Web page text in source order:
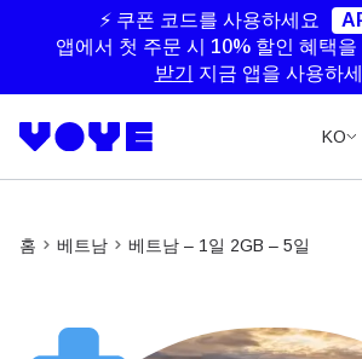
⚡ 쿠폰 코드를 사용하세요
앱에서 첫 주문 시 10% 할인 혜택을
받기
지금 앱을 사용하
KO
홈 베트남 베트남 – 1일 2GB – 5일